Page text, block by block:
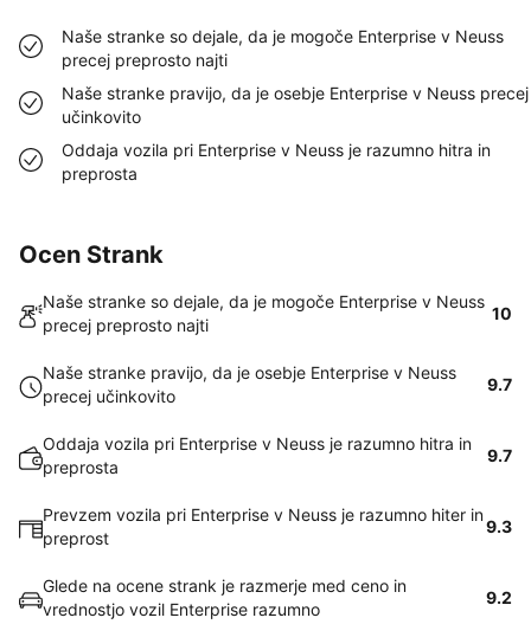
Naše stranke so dejale, da je mogoče Enterprise v Neuss
precej preprosto najti
Naše stranke pravijo, da je osebje Enterprise v Neuss precej
učinkovito
Oddaja vozila pri Enterprise v Neuss je razumno hitra in
preprosta
Ocen Strank
Naše stranke so dejale, da je mogoče Enterprise v Neuss
precej preprosto najti
10
Naše stranke pravijo, da je osebje Enterprise v Neuss
precej učinkovito
9.7
Oddaja vozila pri Enterprise v Neuss je razumno hitra in
preprosta
9.7
Prevzem vozila pri Enterprise v Neuss je razumno hiter in
preprost
9.3
Glede na ocene strank je razmerje med ceno in
vrednostjo vozil Enterprise razumno
9.2